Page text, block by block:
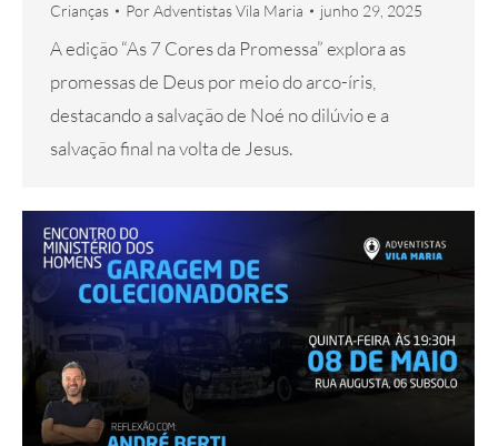
Crianças Por Adventistas Vila Maria junho 29, 2025
A edição “As 7 Cores da Promessa” explora as
promessas de Deus por meio do arco-íris,
destacando a salvação de Noé no dilúvio e a
salvação final na volta de Jesus.